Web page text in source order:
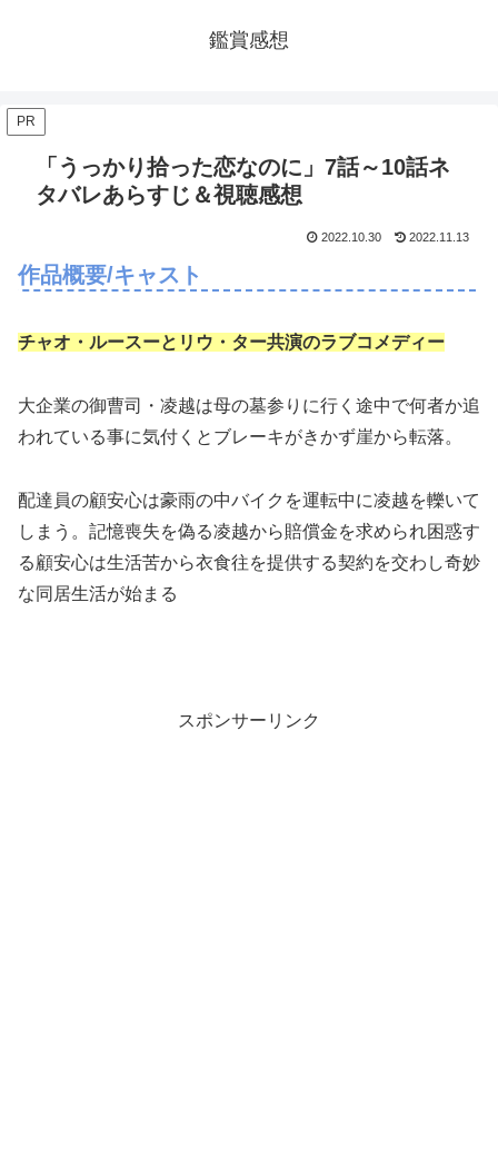
鑑賞感想
PR
「うっかり拾った恋なのに」7話～10話ネ
タバレあらすじ＆視聴感想
2022.10.30 2022.11.13
作品概要/キャスト
チャオ・ルースーとリウ・ター共演のラブコメディー
大企業の御曹司・凌越は母の墓参りに行く途中で何者か追
われている事に気付くとブレーキがきかず崖から転落。
配達員の顧安心は豪雨の中バイクを運転中に凌越を轢いて
しまう。記憶喪失を偽る凌越から賠償金を求められ困惑す
る顧安心は生活苦から衣食往を提供する契約を交わし奇妙
な同居生活が始まる
スポンサーリンク